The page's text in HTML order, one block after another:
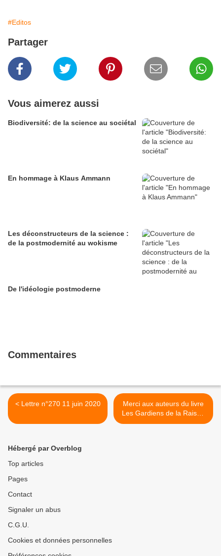
#Editos
Partager
Vous aimerez aussi
Biodiversité: de la science au sociétal
En hommage à Klaus Ammann
Les déconstructeurs de la science :
de la postmodernité au wokisme
De l'idéologie postmoderne
Commentaires
< Lettre n°270 11 juin 2020
Merci aux auteurs du livre
Les Gardiens de la Raison
>
Hébergé par Overblog
Top articles
Pages
Contact
Signaler un abus
C.G.U.
Cookies et données personnelles